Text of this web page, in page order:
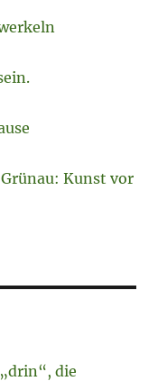
Kunst vor
die